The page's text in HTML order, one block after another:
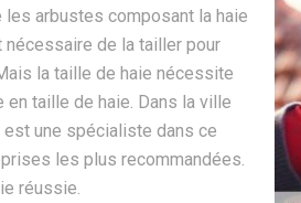
arbustes composant la haie
nécessaire de la tailler pour
la taille de haie nécessite
en taille de haie. Dans la ville
est une spécialiste dans ce
les plus recommandées.
réussie.